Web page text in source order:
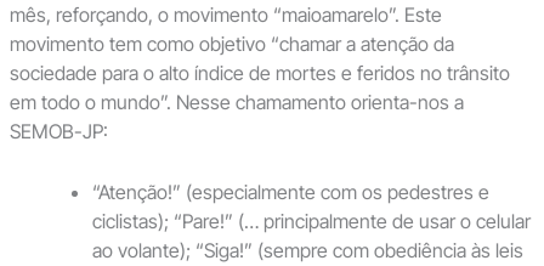
mês, reforçando, o movimento “maioamarelo”. Este
movimento tem como objetivo “chamar a atenção da
sociedade para o alto índice de mortes e feridos no trânsito
em todo o mundo”. Nesse chamamento orienta-nos a
SEMOB-JP:
“Atenção!” (especialmente com os pedestres e
ciclistas); “Pare!” (… principalmente de usar o celular
ao volante); “Siga!” (sempre com obediência às leis